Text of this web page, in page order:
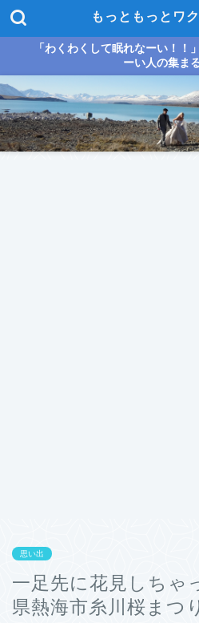
もっともっとワ
「わくわくして眠れなーい！！
ーい人の集ま
思い出
一足先に花見しちゃ
県熱海市糸川桜まつ